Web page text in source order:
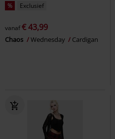
% Exclusief
vanaf€ 43,99
Chaos Wednesday Cardigan